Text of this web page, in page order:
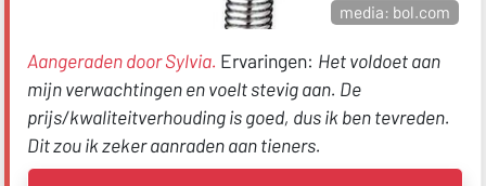
media: bol.com
Aangeraden door Sylvia. Ervaringen: Het voldoet aan
mijn verwachtingen en voelt stevig aan. De
prijs/kwaliteitverhouding is goed, dus ik ben tevreden.
Dit zou ik zeker aanraden aan tieners.